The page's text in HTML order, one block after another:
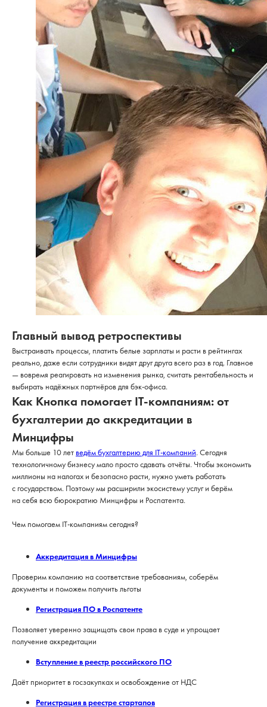
Главный вывод ретроспективы
Выстраивать процессы, платить белые зарплаты и расти в рейтингах
реально, даже если сотрудники видят друг друга всего раз в год. Главное
— вовремя реагировать на изменения рынка, считать рентабельность и
выбирать надёжных партнёров для бэк-офиса.
Как Кнопка помогает IT-компаниям: от
бухгалтерии до аккредитации в
Минцифры
Мы больше 10 лет ведём бухгалтерию для IT-компаний. Сегодня
технологичному бизнесу мало просто сдавать отчёты. Чтобы экономить
миллионы на налогах и безопасно расти, нужно уметь работать
с государством. Поэтому мы расширили экосистему услуг и берём
на себя всю бюрократию Минцифры и Роспатента.
Чем помогаем IT-компаниям сегодня?
Аккредитация в Минцифры
Проверим компанию на соответствие требованиям, соберём
документы и поможем получить льготы
Регистрация ПО в Роспатенте
Позволяет уверенно защищать свои права в суде и упрощает
получение аккредитации
Вступление в реестр российского ПО
Даёт приоритет в госзакупках и освобождение от НДС
Регистрация в реестре стартапов